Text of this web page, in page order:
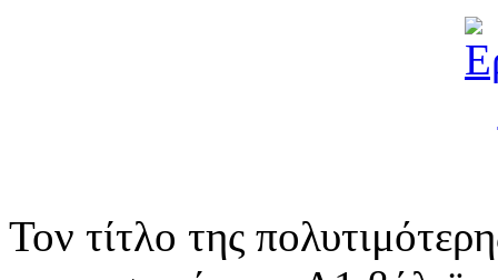
Τον τίτλο της